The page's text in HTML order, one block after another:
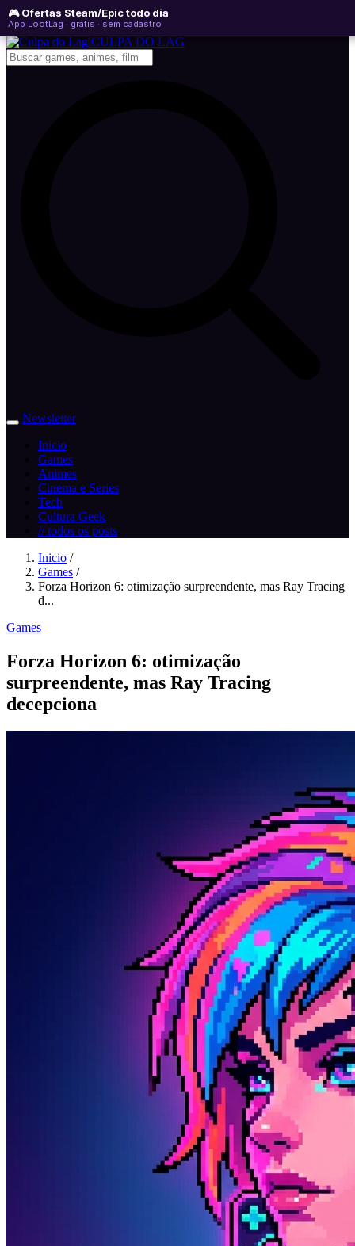
🎮 Ofertas Steam/Epic todo dia
App LootLag · grátis · sem cadastro
sexta-feira, 07 de agosto de 2026
Newsletter
CULPA DO LAG
Newsletter
Inicio
Games
Animes
Cinema e Series
Tech
Cultura Geek
// todos os posts
Inicio /
Games /
Forza Horizon 6: otimização surpreendente, mas Ray Tracing
d...
Games
Forza Horizon 6: otimização
surpreendente, mas Ray Tracing
decepciona